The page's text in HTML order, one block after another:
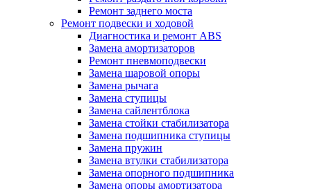
Ремонт заднего моста
Ремонт подвески и ходовой
Диагностика и ремонт ABS
Замена амортизаторов
Ремонт пневмоподвески
Замена шаровой опоры
Замена рычага
Замена ступицы
Замена сайлентблока
Замена стойки стабилизатора
Замена подшипника ступицы
Замена пружин
Замена втулки стабилизатора
Замена опорного подшипника
Замена опоры амортизатора